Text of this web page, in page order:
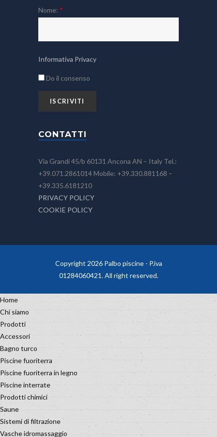
Nome: *
Informativa Privacy
Do il consenso
CONTATTI
Via Grandi 45/b 60131 Ancona AN – Italy Tel.:
+39.071.2861014 Mobile: +39.330.881168 –
+39.335.6181210
PRIVACY POLICY
COOKIE POLICY
Copyright 2026 Palbo piscine - P.iva
01284060421. All right reserved.
Home
Chi siamo
Prodotti
Accessori
Bagno turco
Piscine fuoriterra
Piscine fuoriterra in legno
Piscine interrate
Prodotti chimici
Saune
Sistemi di filtrazione
Vasche idromassaggio